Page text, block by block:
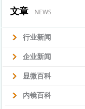
文章 NEWS
行业新闻
企业新闻
显微百科
内镜百科